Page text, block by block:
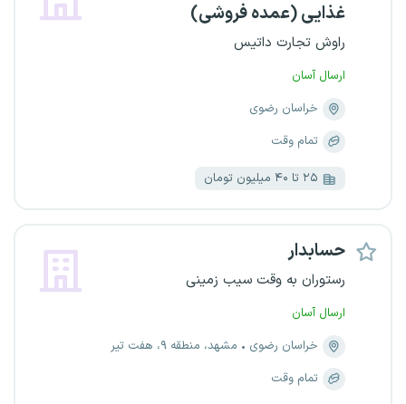
غذایی (عمده‌ فروشی)
راوش تجارت داتیس
ارسال آسان
خراسان رضوی
تمام وقت
۲۵ تا ۴۰ میلیون تومان
حسابدار
رستوران به وقت سیب زمینی
ارسال آسان
خراسان رضوی
مشهد، منطقه ۹، هفت تیر
تمام وقت